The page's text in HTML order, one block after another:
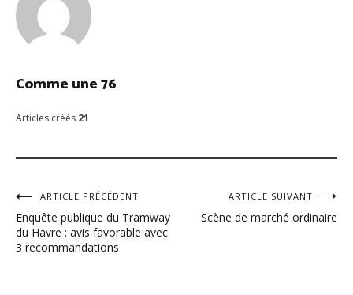
Comme une 76
Articles créés 21
Navigation
de
l’article
ARTICLE PRÉCÉDENT
Enquête publique du Tramway
du Havre : avis favorable avec
3 recommandations
ARTICLE SUIVANT
Scène de marché ordinaire